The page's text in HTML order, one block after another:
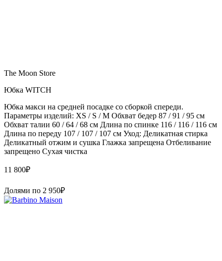
The Moon Store
Юбка WITCH
Юбка макси на средней посадке со сборкой спереди.
Параметры изделий: XS / S / M Обхват бедер 87 / 91 / 95 см
Обхват талии 60 / 64 / 68 см Длина по спинке 116 / 116 / 116 см
Длина по переду 107 / 107 / 107 см Уход: Деликатная стирка
Деликатный отжим и сушка Глажка запрещена Отбеливание
запрещено Сухая чистка
11 800₽
Долями по 2 950₽